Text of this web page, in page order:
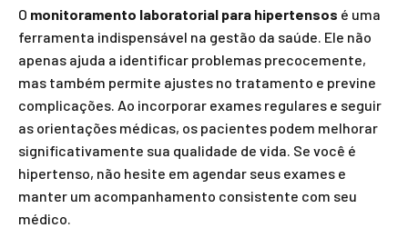
O monitoramento laboratorial para hipertensos é uma
ferramenta indispensável na gestão da saúde. Ele não
apenas ajuda a identificar problemas precocemente,
mas também permite ajustes no tratamento e previne
complicações. Ao incorporar exames regulares e seguir
as orientações médicas, os pacientes podem melhorar
significativamente sua qualidade de vida. Se você é
hipertenso, não hesite em agendar seus exames e
manter um acompanhamento consistente com seu
médico.